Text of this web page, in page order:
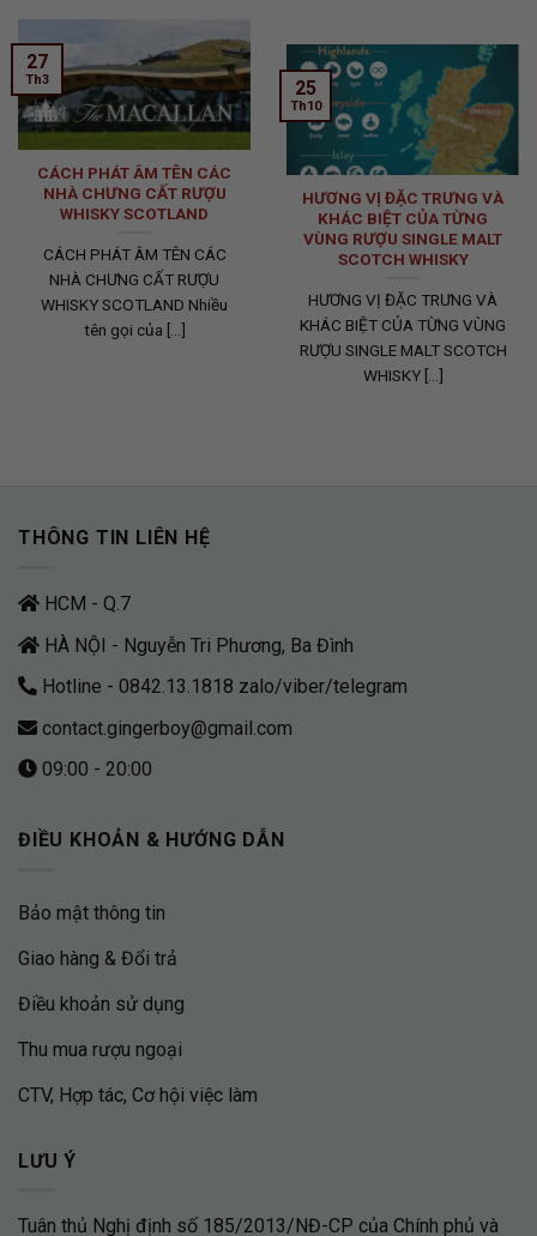
CÁCH PHÁT ÂM TÊN CÁC
NHÀ CHƯNG CẤT RƯỢU
WHISKY SCOTLAND
CÁCH PHÁT ÂM TÊN CÁC
NHÀ CHƯNG CẤT RƯỢU
WHISKY SCOTLAND Nhiều
tên gọi của [...]
27
Th3
HƯƠNG VỊ ĐẶC TRƯNG VÀ
KHÁC BIỆT CỦA TỪNG
VÙNG RƯỢU SINGLE MALT
SCOTCH WHISKY
HƯƠNG VỊ ĐẶC TRƯNG VÀ
KHÁC BIỆT CỦA TỪNG VÙNG
RƯỢU SINGLE MALT SCOTCH
WHISKY [...]
25
Th10
THÔNG TIN LIÊN HỆ
HCM - Q.7
HÀ NỘI - Nguyễn Tri Phương, Ba Đình
Hotline - 0842.13.1818 zalo/viber/telegram
contact.gingerboy@gmail.com
09:00 - 20:00
ĐIỀU KHOẢN & HƯỚNG DẪN
Bảo mật thông tin
Giao hàng & Đổi trả
Điều khoản sử dụng
Thu mua rượu ngoại
CTV, Hợp tác, Cơ hội việc làm
LƯU Ý
Tuân thủ Nghị định số 185/2013/NĐ-CP của Chính phủ và